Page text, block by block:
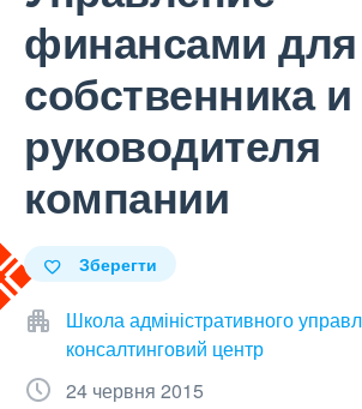
финансами для
собственника и
руководителя
компании
Зберегти
Школа адміністративного
консалтинговий центр
24 червня 2015